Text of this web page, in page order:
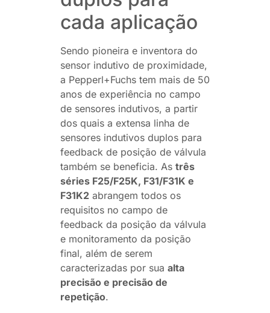
cada aplicação
Sendo pioneira e inventora do
sensor indutivo de proximidade,
a Pepperl+Fuchs tem mais de 50
anos de experiência no campo
de sensores indutivos, a partir
dos quais a extensa linha de
sensores indutivos duplos para
feedback de posição de válvula
também se beneficia. As três
séries F25/F25K, F31/F31K e
F31K2 abrangem todos os
requisitos no campo de
feedback da posição da válvula
e monitoramento da posição
final, além de serem
caracterizadas por sua alta
precisão e precisão de
repetição.